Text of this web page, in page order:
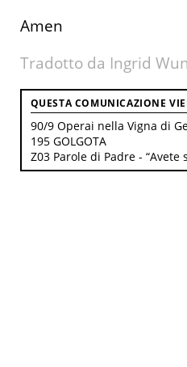
Amen
Tradotto da Ingrid
QUESTA COMUNICAZIONE
90/9 Operai nella Vigna di
195 GOLGOTA
Z03 Parole di Padre - “Avete